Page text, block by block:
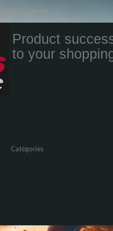
ET MONTÉS
Product
to your
Catégories